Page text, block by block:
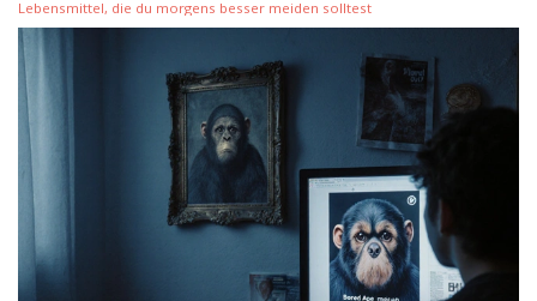
Lebensmittel, die du morgens besser meiden solltest